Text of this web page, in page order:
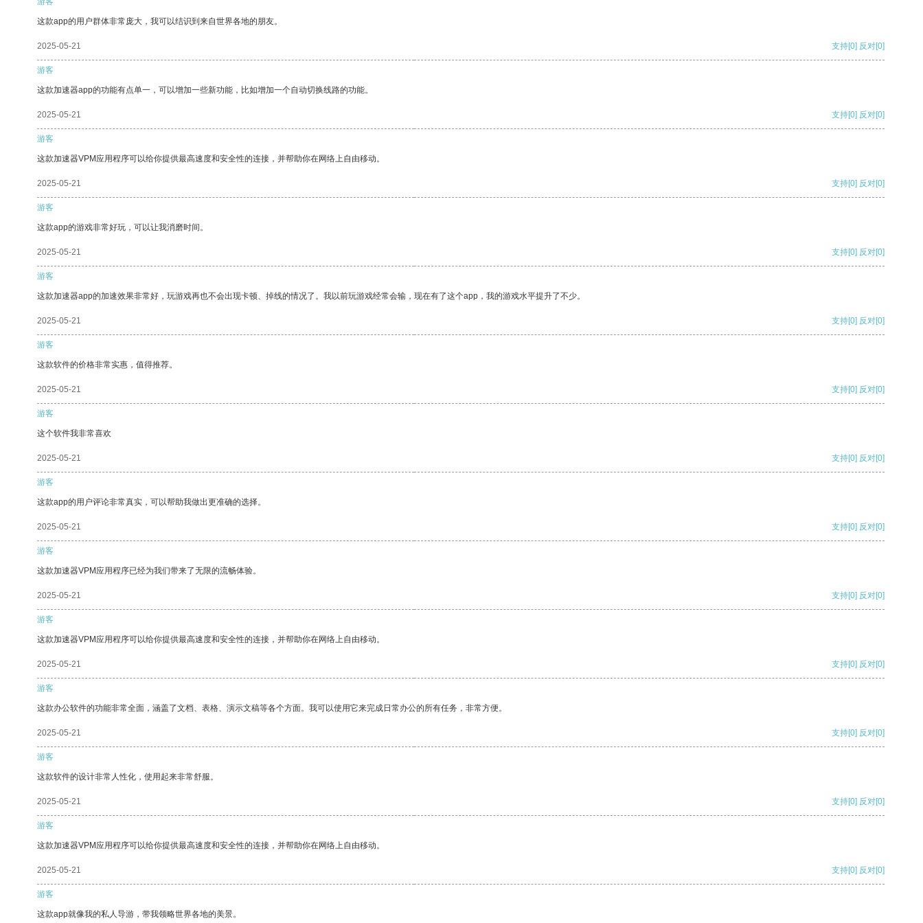
这款app的用户群体非常庞大，我可以结识到来自世界各地的朋友。
2025-05-21 支持[0] 反对[0]
游客
这款加速器app的功能有点单一，可以增加一些新功能，比如增加一个自动切换线路的功能。
2025-05-21 支持[0] 反对[0]
游客
这款加速器VPM应用程序可以给你提供最高速度和安全性的连接，并帮助你在网络上自由移动。
2025-05-21 支持[0] 反对[0]
游客
这款app的游戏非常好玩，可以让我消磨时间。
2025-05-21 支持[0] 反对[0]
游客
这款加速器app的加速效果非常好，玩游戏再也不会出现卡顿、掉线的情况了。我以前玩游戏经常会输，现在有了这个app，我的游戏水平提升了不少。
2025-05-21 支持[0] 反对[0]
游客
这款软件的价格非常实惠，值得推荐。
2025-05-21 支持[0] 反对[0]
游客
这个软件我非常喜欢
2025-05-21 支持[0] 反对[0]
游客
这款app的用户评论非常真实，可以帮助我做出更准确的选择。
2025-05-21 支持[0] 反对[0]
游客
这款加速器VPM应用程序已经为我们带来了无限的流畅体验。
2025-05-21 支持[0] 反对[0]
游客
这款加速器VPM应用程序可以给你提供最高速度和安全性的连接，并帮助你在网络上自由移动。
2025-05-21 支持[0] 反对[0]
游客
这款办公软件的功能非常全面，涵盖了文档、表格、演示文稿等各个方面。我可以使用它来完成日常办公的所有任务，非常方便。
2025-05-21 支持[0] 反对[0]
游客
这款软件的设计非常人性化，使用起来非常舒服。
2025-05-21 支持[0] 反对[0]
游客
这款加速器VPM应用程序可以给你提供最高速度和安全性的连接，并帮助你在网络上自由移动。
2025-05-21 支持[0] 反对[0]
游客
这款app就像我的私人导游，带我领略世界各地的美景。